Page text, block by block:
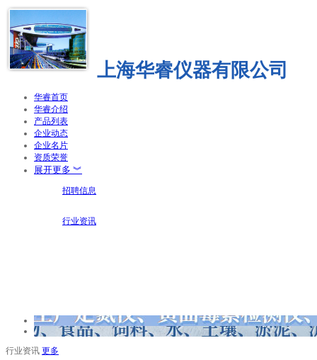
上海华睿仪器有限公司
华睿首页
华睿介绍
产品列表
企业动态
企业名片
资质荣誉
展开更多 ︾
招聘信息
行业资讯
行业资讯 更多